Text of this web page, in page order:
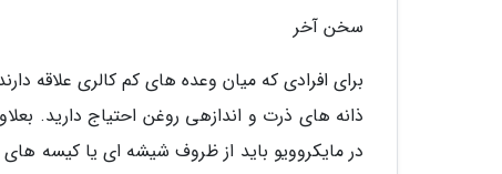
سخن آخر
برای افرادی که میان وعده های کم کالری علاقه
ذانه های ذرت و اندازهی روغن احتیاج دارید.
در مایکروویو باید از ظروف شیشه ای یا کیسه های